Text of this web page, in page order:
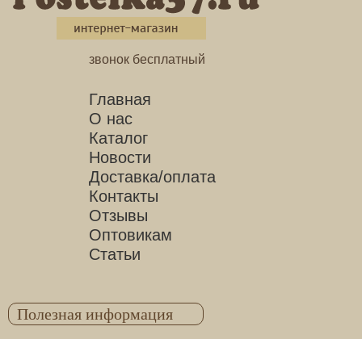
звонок бесплатный
Главная
О нас
Каталог
Новости
Доставка/оплата
Контакты
Отзывы
Оптовикам
Статьи
Полезная информация